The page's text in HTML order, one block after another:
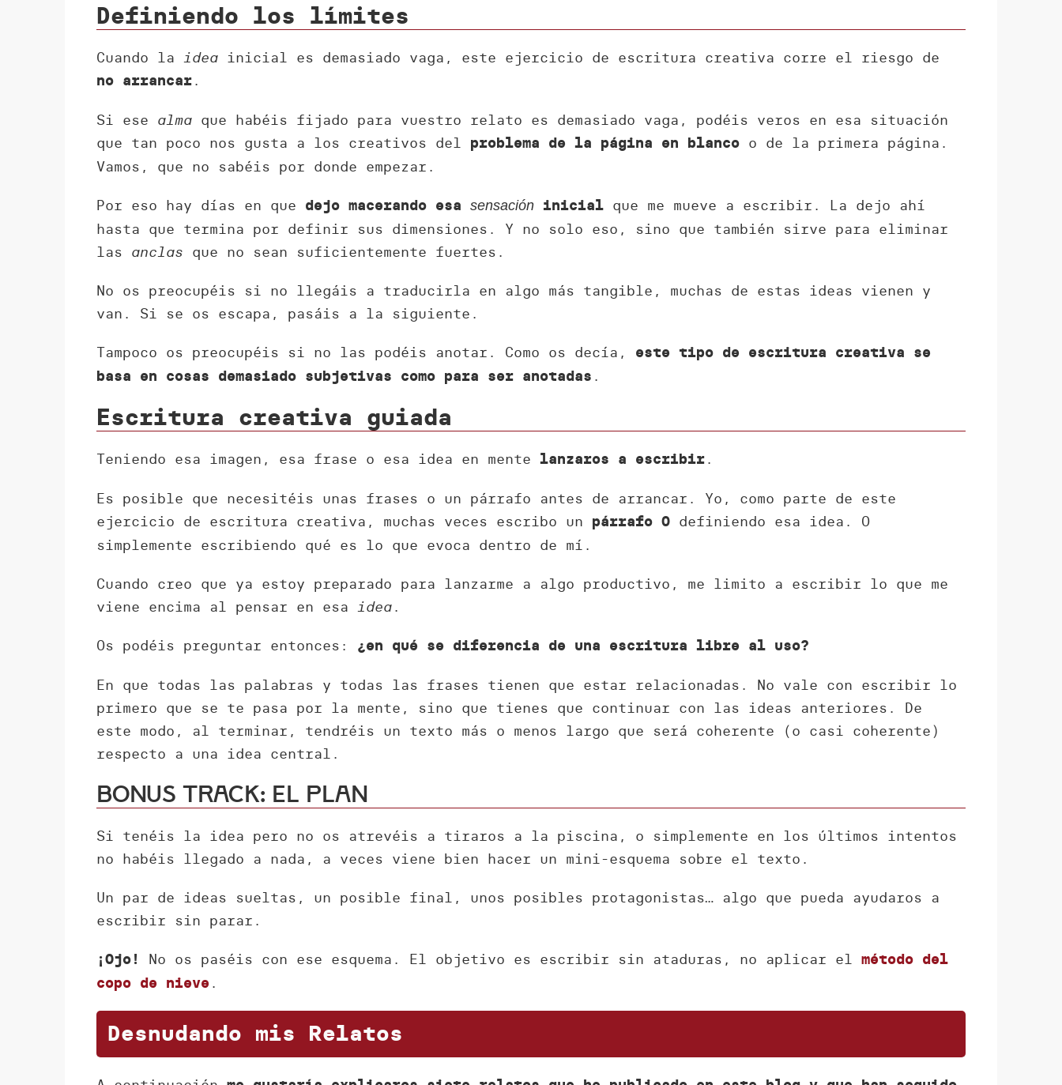
Definiendo los límites
Cuando laidea inicial es demasiado vaga, este ejercicio de escritura creativa corre el riesgo de
no arrancar.
Si ese alma que habéis fijado para vuestro relato es demasiado vaga, podéis veros en esa situación
que tan poco nos gusta a los creativos del problema de la página en blanco o de la primera página.
Vamos, que no sabéis por donde empezar.
Por eso hay días en que dejo macerando esasensación inicial que me mueve a escribir. La dejo ahí
hasta que termina por definir sus dimensiones. Y no solo eso, sino que también sirve para eliminar
las anclas que no sean suficientemente fuertes.
No os preocupéis si no llegáis a traducirla en algo más tangible, muchas de estas ideas vienen y
van. Si se os escapa, pasáis a la siguiente.
Tampoco os preocupéis si no las podéis anotar. Como os decía, este tipo de escritura creativa se
basa en cosas demasiado subjetivas como para ser anotadas .
Escritura creativa guiada
Teniendo esa imagen, esa frase o esa idea en mentelanzaros a escribir.
Es posible que necesitéis unas frases o un párrafo antes de arrancar. Yo, como parte de este
ejercicio de escritura creativa, muchas veces escribo un párrafo 0 definiendo esa idea. O
simplemente escribiendo qué es lo que evoca dentro de mí.
Cuando creo que ya estoy preparado para lanzarme a algo productivo, me limito a escribir lo que me
viene encima al pensar en esaidea.
Os podéis preguntar entonces: ¿en qué se diferencia de una escritura libre al uso?
En que todas las palabras y todas las frases tienen que estar relacionadas. No vale con escribir lo
primero que se te pasa por la mente, sino que tienes que continuar con las ideas anteriores. De
este modo, al terminar, tendréis un texto más o menos largo que será coherente (o casi coherente)
respecto a una idea central.
Bonus track: el plan
Si tenéis la idea pero no os atrevéis a tiraros a la piscina, o simplemente en los últimos intentos
no habéis llegado a nada, a veces viene bien hacer un mini-esquema sobre el texto.
Un par de ideas sueltas, un posible final, unos posibles protagonistas… algo que pueda ayudaros a
escribir sin parar.
¡Ojo! No os paséis con ese esquema. El objetivo es escribir sin ataduras, no aplicar elmétodo del
copo de nieve.
Desnudando mis Relatos